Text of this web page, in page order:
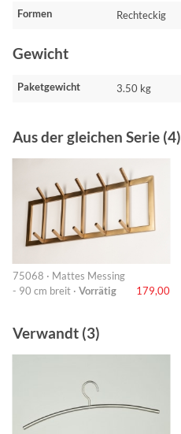
Formen Rechteckig
Gewicht
Paketgewicht 3.50 kg
Aus der gleichen Serie (4)
75068 · Mattes Messing
- 90 cm breit · Vorrätig 179,00
Verwandt (3)